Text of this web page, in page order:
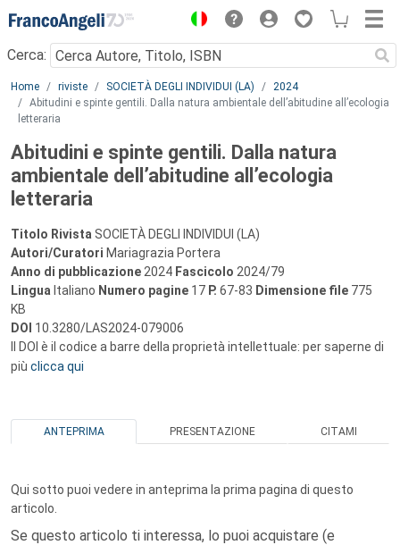
Menu
Cerca:
Main content
Home riviste SOCIETÀ DEGLI INDIVIDUI (LA)
2024
Abitudini e spinte gentili. Dalla natura ambientale dell’abitudine all’ecologia
letteraria
Abitudini e spinte gentili. Dalla natura
ambientale dell’abitudine all’ecologia
letteraria
Titolo Rivista SOCIETÀ DEGLI INDIVIDUI (LA)
Autori/Curatori Mariagrazia Portera
Anno di pubblicazione 2024 Fascicolo 2024/79
Lingua Italiano Numero pagine 17 P. 67-83 Dimensione file 775
KB
DOI 10.3280/LAS2024-079006
Il DOI è il codice a barre della proprietà intellettuale: per saperne di
più clicca qui
ANTEPRIMA PRESENTAZIONE CITAMI
Qui sotto puoi vedere in anteprima la prima pagina di questo
articolo.
Se questo articolo ti interessa, lo puoi acquistare (e